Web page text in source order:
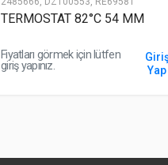
TERMOSTAT 82°C 54 MM
Fiyatları görmek için lütfen
giriş yapınız.
Yap